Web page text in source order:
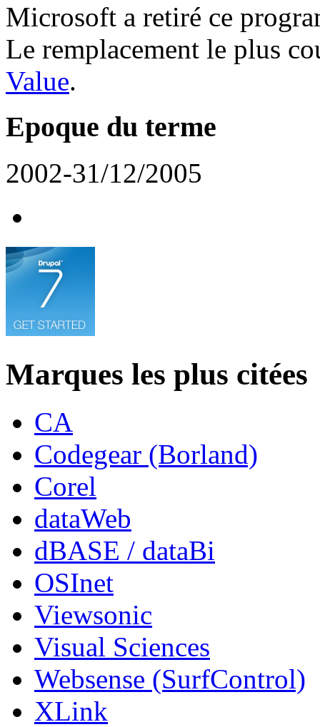
Microsoft a retiré ce
Le remplacement le plus
Value.
Epoque du terme
2002-31/12/2005
Marques les plus citées
CA
Codegear (Borland)
Corel
dataWeb
dBASE / dataBi
OSInet
Viewsonic
Visual Sciences
Websense (SurfControl)
XLink